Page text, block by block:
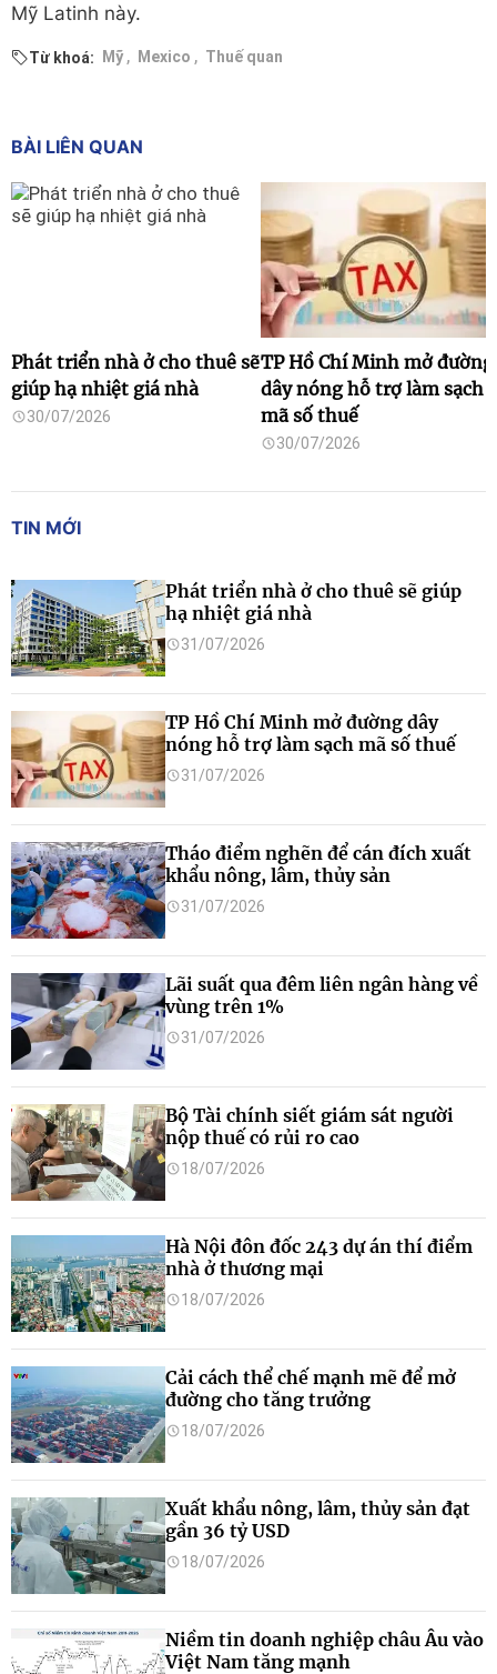
Mỹ Latinh này.
Từ khoá: Mỹ , Mexico , Thuế quan
BÀI LIÊN QUAN
Phát triển nhà ở cho thuê sẽ
giúp hạ nhiệt giá nhà
30/07/2026
TP Hồ Chí Minh mở đường
dây nóng hỗ trợ làm sạch
mã số thuế
30/07/2026
TIN MỚI
Phát triển nhà ở cho thuê sẽ giúp
hạ nhiệt giá nhà
31/07/2026
TP Hồ Chí Minh mở đường dây
nóng hỗ trợ làm sạch mã số thuế
31/07/2026
Tháo điểm nghẽn để cán đích xuất
khẩu nông, lâm, thủy sản
31/07/2026
Lãi suất qua đêm liên ngân hàng về
vùng trên 1%
31/07/2026
Bộ Tài chính siết giám sát người
nộp thuế có rủi ro cao
18/07/2026
Hà Nội đôn đốc 243 dự án thí điểm
nhà ở thương mại
18/07/2026
Cải cách thể chế mạnh mẽ để mở
đường cho tăng trưởng
18/07/2026
Xuất khẩu nông, lâm, thủy sản đạt
gần 36 tỷ USD
18/07/2026
Niềm tin doanh nghiệp châu Âu vào
Việt Nam tăng mạnh